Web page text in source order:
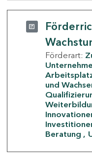
Förderart:
und
Beratung